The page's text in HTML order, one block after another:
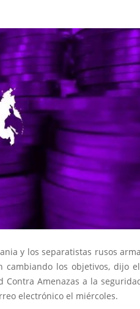
y los separatistas rusos
los objetivos, dijo
Contra Amenazas a la
electrónico el miércoles.